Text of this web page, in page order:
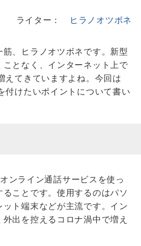
ライター： ヒラノオツボネ
、ヒラノオツボネです。新型
となく、インターネット上で
えてきていますよね。今回は
付けたいポイントについて書い
ンライン通話サービスを使っ
ことです。使用するのはパソ
ト端末などが主流です。イン
出を控えるコロナ渦中で増え